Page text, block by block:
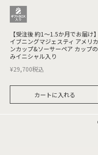
【受注後 約1～1.5か月でお届け】
イブニングマジェスティ アメリカ
ンカップ&ソーサーペア カップの
みイニシャル入り
¥29,700税込
カートに入れる